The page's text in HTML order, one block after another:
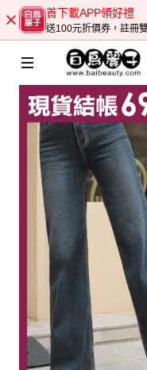
首下載APP領好禮
送100元折價券，註冊